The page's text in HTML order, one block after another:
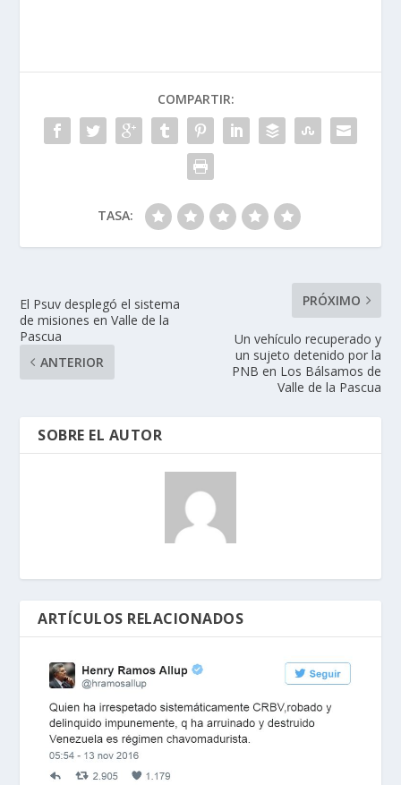
COMPARTIR:
TASA:
El Psuv desplegó el sistema
de misiones en Valle de la
Pascua
ANTERIOR
PRÓXIMO
Un vehículo recuperado y
un sujeto detenido por la
PNB en Los Bálsamos de
Valle de la Pascua
SOBRE EL AUTOR
ARTÍCULOS RELACIONADOS